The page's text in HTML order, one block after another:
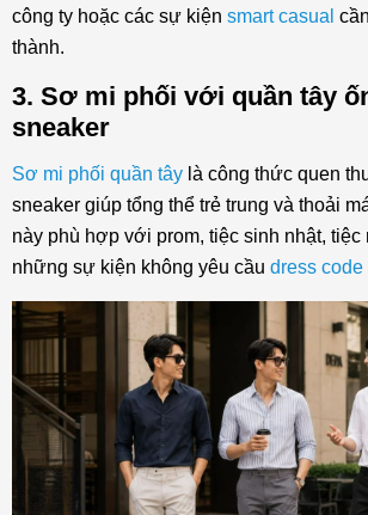
công ty hoặc các sự kiện smart casual
thành.
3. Sơ mi phối với quần tây
sneaker
Sơ mi phối quần tây là công thức quen
sneaker giúp tổng thể trẻ trung và thoải
này phù hợp với prom, tiệc sinh nhật,
những sự kiện không yêu cầu dress code